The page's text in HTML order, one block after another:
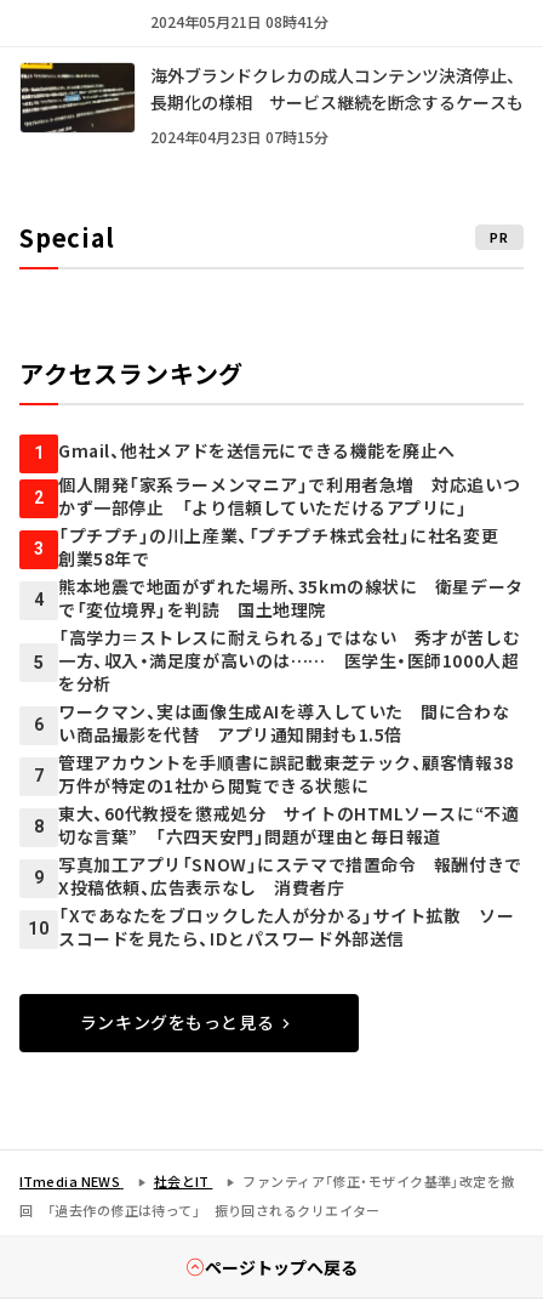
2024年05月21日 08時41分
海外ブランドクレカの成人コンテンツ決済停止、
長期化の様相 サービス継続を断念するケースも
2024年04月23日 07時15分
Special PR
アクセスランキング
1 Gmail、他社メアドを送信元にできる機能を廃止へ
2
個人開発「家系ラーメンマニア」で利用者急増 対応追いつ
かず一部停止 「より信頼していただけるアプリに」
3
「プチプチ」の川上産業、「プチプチ株式会社」に社名変更
創業58年で
4
熊本地震で地面がずれた場所、35kmの線状に 衛星データ
で「変位境界」を判読 国土地理院
5
「高学力＝ストレスに耐えられる」ではない 秀才が苦しむ
一方、収入・満足度が高いのは…… 医学生・医師1000人超
を分析
6
ワークマン、実は画像生成AIを導入していた 間に合わな
い商品撮影を代替 アプリ通知開封も1.5倍
7
管理アカウントを手順書に誤記載――東芝テック、顧客情報38
万件が特定の1社から閲覧できる状態に
8
東大、60代教授を懲戒処分 サイトのHTMLソースに“不適
切な言葉” 「六四天安門」問題が理由と毎日報道
9
写真加工アプリ「SNOW」にステマで措置命令 報酬付きで
X投稿依頼、広告表示なし 消費者庁
10
「Xであなたをブロックした人が分かる」サイト拡散 ソー
スコードを見たら、IDとパスワード外部送信
ランキングをもっと見る
ITmedia NEWS 社会とIT
ファンティア「修正・モザイク基準」改定を撤
回 「過去作の修正は待って」 振り回されるクリエイター
ページトップへ戻る